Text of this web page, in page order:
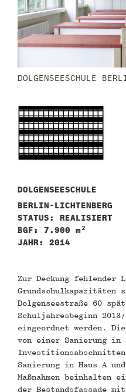
DOLGENSEESCHULE
DOLGENSEESCHULE
BERLIN-LICHTENBERG
STATUS: REALISIERT
BGF: 7.900 m²
JAHR: 2014
Zur Deckung fehlender
Grundschulkapazitäten
Dolgenseestraße 60
Schuljahresbeginn
eingeordnet werden.
von einer Sanierung in
Sanierung in Haus A
Maßnahmen beinhalten
der Bestandsfassade